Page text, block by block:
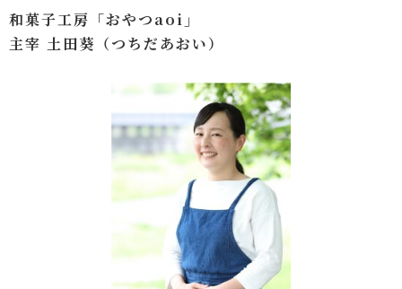
和菓子工房「おやつaoi」
主宰 土田葵（つちだあおい）